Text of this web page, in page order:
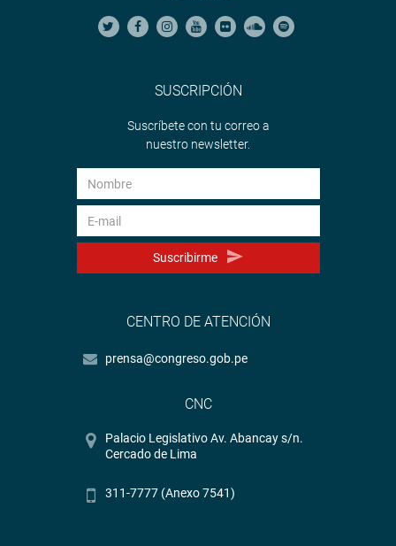
SUSCRIPCIÓN
Suscríbete con tu correo a
nuestro newsletter.
Suscribirme
CENTRO DE ATENCIÓN
prensa@congreso.gob.pe
CNC
Palacio Legislativo Av. Abancay s/n.
Cercado de Lima
311-7777 (Anexo 7541)